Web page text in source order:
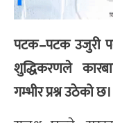
पटक–पटक उजुरी
शुद्धिकरणले
गम्भीर प्रश्न उठेको छ।